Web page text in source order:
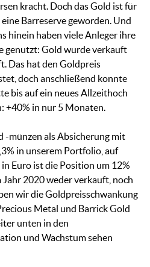
kracht. Doch das Gold ist für
Barreserve geworden. Und
hinein haben viele Anleger ihre
genutzt: Gold wurde verkauft
Das hat den Goldpreis
doch anschließend konnte
bis auf ein neues Allzeithoch
+40% in nur 5 Monaten.
-münzen als Absicherung mit
in unserem Portfolio, auf
Euro ist die Position um 12%
2020 weder verkauft, noch
wir die Goldpreisschwankung
Metal und Barrick Gold
unten in den
und Wachstum sehen